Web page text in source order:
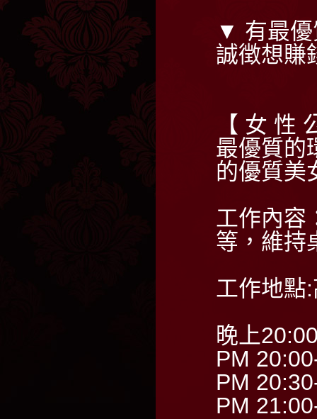
▼ 有最
誠徴想賺
【 女 性
最優質的
的優質美
工作內容
等，維持
工作地點
晚上
PM
PM
PM